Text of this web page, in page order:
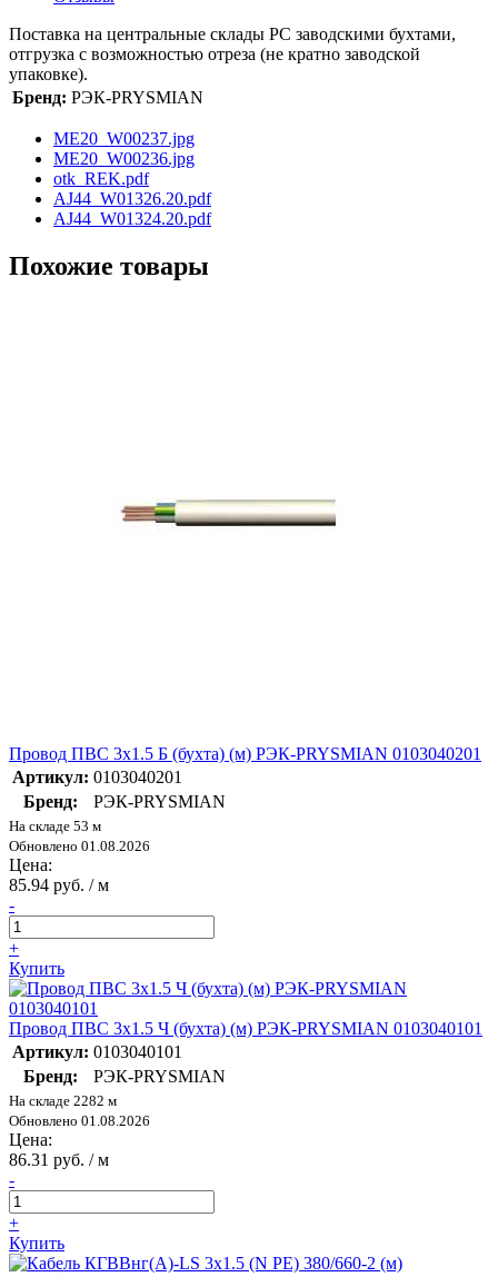
Поставка на центральные склады РС заводскими бухтами,
отгрузка с возможностью отреза (не кратно заводской
упаковке).
Бренд: РЭК-PRYSMIAN
ME20_W00237.jpg
ME20_W00236.jpg
otk_REK.pdf
AJ44_W01326.20.pdf
AJ44_W01324.20.pdf
Похожие товары
Провод ПВС 3х1.5 Б (бухта) (м) РЭК-PRYSMIAN 0103040201
Артикул: 0103040201
Бренд:
РЭК-PRYSMIAN
На складе 53 м
Обновлено 01.08.2026
Цена:
85.94 руб. / м
-
+
Купить
Провод ПВС 3х1.5 Ч (бухта) (м) РЭК-PRYSMIAN 0103040101
Артикул: 0103040101
Бренд:
РЭК-PRYSMIAN
На складе 2282 м
Обновлено 01.08.2026
Цена:
86.31 руб. / м
-
+
Купить